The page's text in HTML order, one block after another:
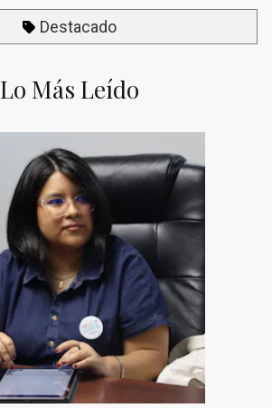
Destacado
Lo Más Leído